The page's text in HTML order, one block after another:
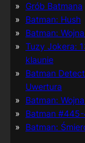
Grób Batmana
Batman: Hush
Batman:
Tuzy Jokera:
klaunie
Batman
Uwertura
Batman:
Batman
Batman: